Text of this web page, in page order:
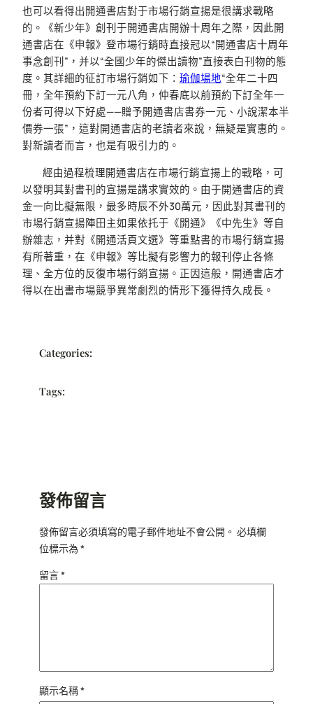
也可以看得出開通書店對于市場行銷宣揚是很講求戰略
的。《新少年》創刊于開通書店開辦十周年之際，因此開
通書店在《申報》登市場行銷時直接冠以“開通書店十周年
事念創刊”，并以“全國少年的傑出讀物”直接表白刊物的態
度。其詳細的征訂市場行銷如下： 瑜伽場地“全年二十四
冊，全年預約下訂一元八角，仲春底以前預約下訂全年一
份者可得以下好處——贈予開通書店書券一元、小說潔本半
價券一張”，這對開通書店的老讀者來說，無疑是實惠的。
對新讀者而言，也是有吸引力的。
經由過程梳理開通書店在市場行銷宣揚上的戰略，可
以發明其對書刊的宣揚是講求實效的。由于開通書店的資
金一向比擬無限，最多時辰不外30萬元，因此對其書刊的
市場行銷宣揚陣田主如果依托于《開通》《中先生》等自
辦雜志，并對《開通活頁文選》等重點書的市場行銷宣揚
有所著重，在《申報》等比擬有影響力的報刊停止各條
理、全方位的反復市場行銷宣揚。正因這般，開通書店才
得以在出書市場競爭異常劇烈的情形下獲得持久成長。
Categories:
Tags:
發佈留言
發佈留言必須填寫的電子郵件地址不會公開。 必填欄
位標示為*
留言*
顯示名稱*